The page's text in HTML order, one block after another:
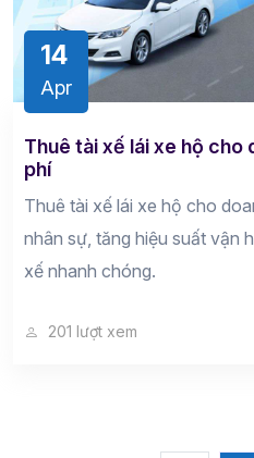
14
Apr
Thuê tài xế lái xe hộ cho
phí
Thuê tài xế lái xe hộ cho
nhân sự, tăng hiệu suất vận
xế nhanh chóng.
201 lượt xem